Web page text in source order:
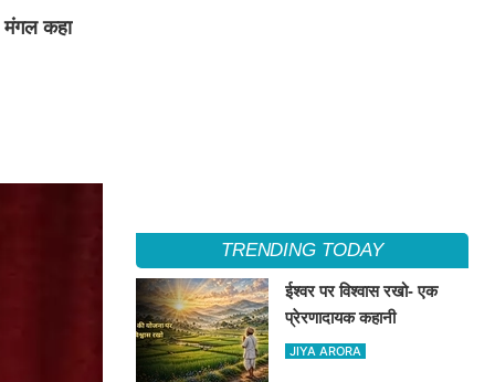
मंगल कहा
TRENDING TODAY
ईश्वर पर विश्वास रखो- एक
प्रेरणादायक कहानी
JIYA ARORA